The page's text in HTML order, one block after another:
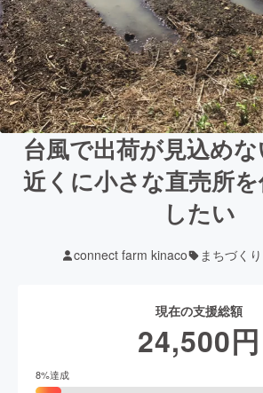
台風で出荷が見込め
近くに小さな直売所
したい
connect farm kinaco まちづく
現在の支援総額
24,500円
8%達成